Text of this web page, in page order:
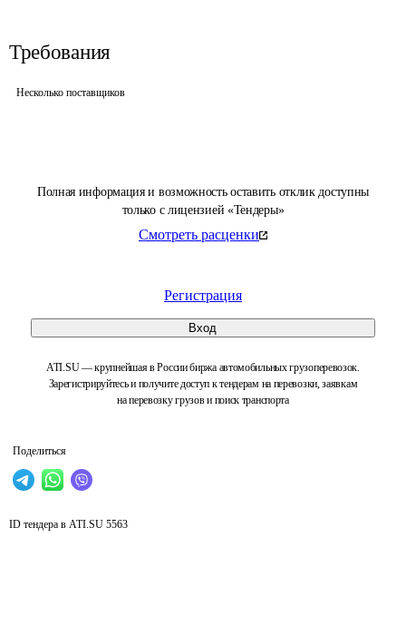
Полная информация и возможность оставить отклик доступны
только с лицензией «Тендеры»
Смотреть расценки
Регистрация
Вход
ATI.SU — крупнейшая в России биржа автомобильных грузоперевозок.
Зарегистрируйтесь и получите доступ к тендерам на перевозки, заявкам
на перевозку грузов и поиск транспорта
Поделиться
Требования
Несколько поставщиков
ID тендера в ATI.SU 5563